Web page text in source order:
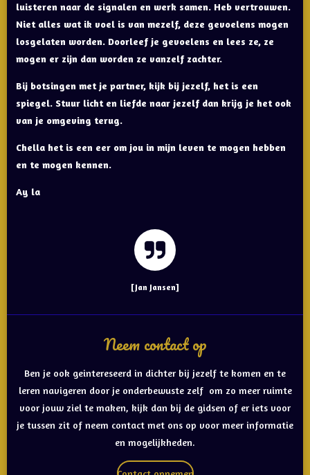
luisteren naar de signalen en werk samen. Heb vertrouwen.
Niet alles wat ik voel is van mezelf, deze gevoelens mogen
losgelaten worden. Doorleef je gevoelens en lees ze, ze
mogen er zijn dan worden ze vanzelf zachter.
Bij botsingen met je partner, kijk bij jezelf, het is een
spiegel. Stuur licht en liefde naar jezelf dan krijg je het ook
van je omgeving terug.
Chella het is een eer om jou in mijn leven te mogen hebben
en te mogen kennen.
Ay la
[Jan Jansen]
Neem contact op
Ben je ook geintereseerd in dichter bij jezelf te komen en te
leren navigeren door je onderbewuste zelf om zo meer ruimte
voor jouw ziel te maken, kijk dan bij de gidsen of er iets voor
je tussen zit of neem contact met ons op voor meer informatie
en mogelijkheden.